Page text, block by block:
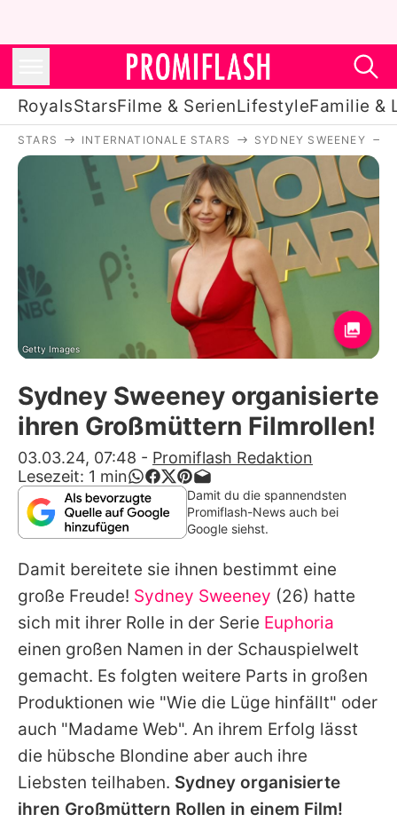
RoyalsStarsFilme & SerienLifestyleFamilie &
Royals
Stars
Filme & Serien
Lifestyle
Familie & Liebe
Promiflash Exklusiv
Alle Themen auf Promiflash
App runterladen
Team
Redaktionelle Richtlinien
Impressum
Nutzungsbedingungen
Utiq verwalten
STARS INTERNATIONALE STARS SYDNEY SWEENEY
Getty Images
Sydney Sweeney organisierte
ihren Großmüttern Filmrollen!
03.03.24, 07:48 - Promiflash Redaktion
Lesezeit: 1 min
Damit du die spannendsten
Promiflash-News auch bei
Google siehst.
Damit bereitete sie ihnen bestimmt eine
große Freude! Sydney Sweeney (26) hatte
sich mit ihrer Rolle in der Serie Euphoria
einen großen Namen in der Schauspielwelt
gemacht. Es folgten weitere Parts in großen
Produktionen wie "Wie die Lüge hinfällt" oder
auch "Madame Web". An ihrem Erfolg lässt
die hübsche Blondine aber auch ihre
Liebsten teilhaben. Sydney organisierte
ihren Großmüttern Rollen in einem Film!